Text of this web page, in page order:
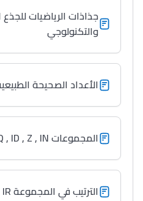
جذاذات الرياضيات
والتكنولوجي
الأعداد الصحيحة
المجموعات IR , Q , ID , Z , IN
الترتيب في المجموعة IR